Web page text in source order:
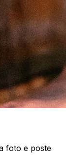
foto e poste